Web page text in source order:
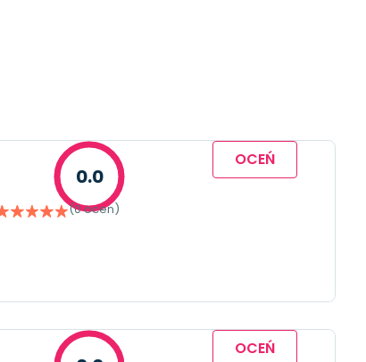
0.0
(0 ocen)
OCEŃ
OCEŃ